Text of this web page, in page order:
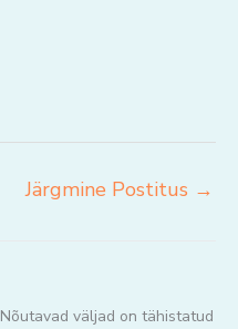
Järgmine Postitus →
Nõutavad väljad on tähistatud